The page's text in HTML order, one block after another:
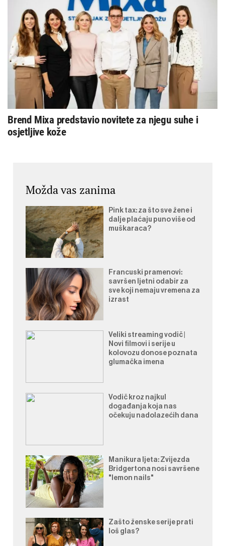
Brend Mixa predstavio novitete za njegu suhe i
osjetljive kože
Možda vas zanima
Pink tax: za što sve žene i
dalje plaćaju puno više od
muškaraca?
Francuski pramenovi:
savršen ljetni odabir za
sve koji nemaju vremena za
izrast
Veliki streaming vodič |
Novi filmovi i serije u
kolovozu donose poznata
glumačka imena
Vodič kroz najkul
događanja koja nas
očekuju nadolazećih dana
Manikura ljeta: Zvijezda
Bridgertona nosi savršene
"lemon nails"
Zašto ženske serije prati
loš glas?